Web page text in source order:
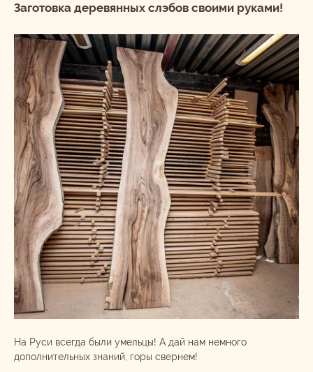
Заготовка деревянных слэбов своими руками!
На Руси всегда были умельцы! А дай нам немного
дополнительных знаний, горы свернем!